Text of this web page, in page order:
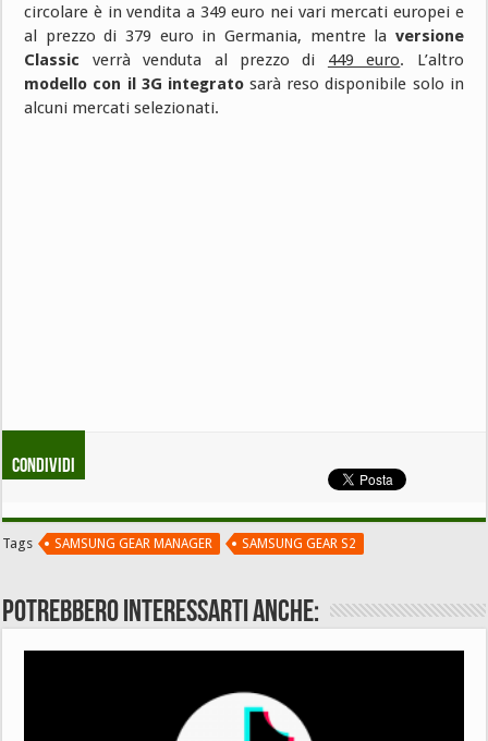
circolare è in vendita a 349 euro nei vari mercati europei e
al prezzo di 379 euro in Germania, mentre la versione
Classic verrà venduta al prezzo di 449 euro. L’altro
modello con il 3G integratosarà reso disponibile solo in
alcuni mercati selezionati.
Condividi
Tags SAMSUNG GEAR MANAGER SAMSUNG GEAR S2
Potrebbero interessarti anche: